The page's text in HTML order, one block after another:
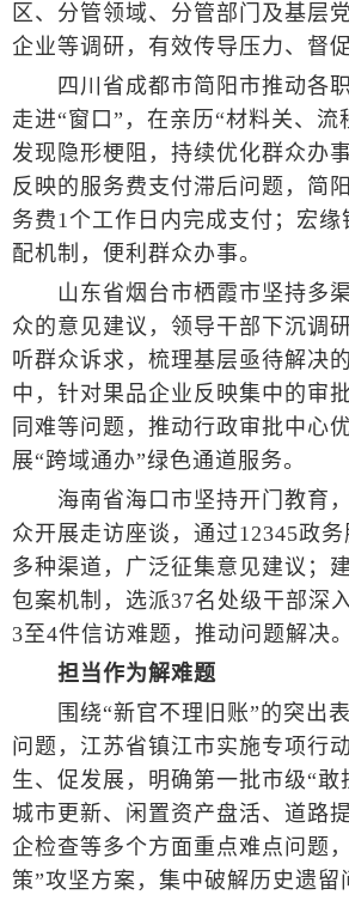
区、分管领域、分管部门及基层
企业等调研，有效传导压力、督
四川省成都市简阳市推动各职
走进“窗口”，在亲历“材料关、流
发现隐形梗阻，持续优化群众办
反映的服务费支付滞后问题，简
务费1个工作日内完成支付；宏缘
配机制，便利群众办事。
山东省烟台市栖霞市坚持多渠
众的意见建议，领导干部下沉调
听群众诉求，梳理基层亟待解决
中，针对果品企业反映集中的审
同难等问题，推动行政审批中心
展“跨域通办”绿色通道服务。
海南省海口市坚持开门教育，
众开展走访座谈，通过12345政
多种渠道，广泛征集意见建议；
包案机制，选派37名处级干部深
3至4件信访难题，推动问题解决。
担当作为解难题
围绕“新官不理旧账”的突出表
问题，江苏省镇江市实施专项行
生、促发展，明确第一批市级“敢
城市更新、闲置资产盘活、道路
企检查等多个方面重点难点问题
策”攻坚方案，集中破解历史遗留